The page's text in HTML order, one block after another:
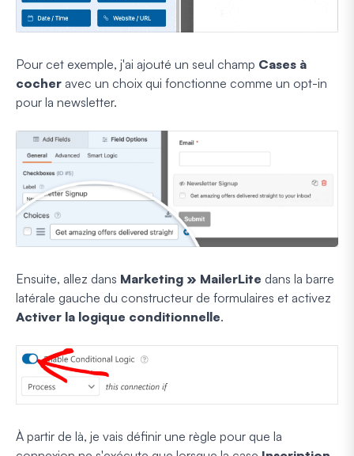
Pour cet exemple, j'ai ajouté un seul champ Cases à
cocher avec un choix qui fonctionne comme un opt-in
pour la newsletter.
Ensuite, allez dans Marketing » MailerLite dans la barre
latérale gauche du constructeur de formulaires et activez
Activer la logique conditionnelle.
À partir de là, je vais définir une règle pour que la